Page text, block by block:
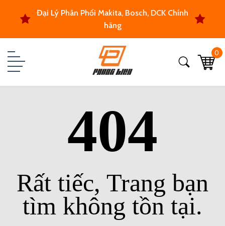
Đại Lý Phân Phối Makita, Bosch, DCK Chính
hãng
0
404
Rất tiếc, Trang bạn
tìm không tồn tại.